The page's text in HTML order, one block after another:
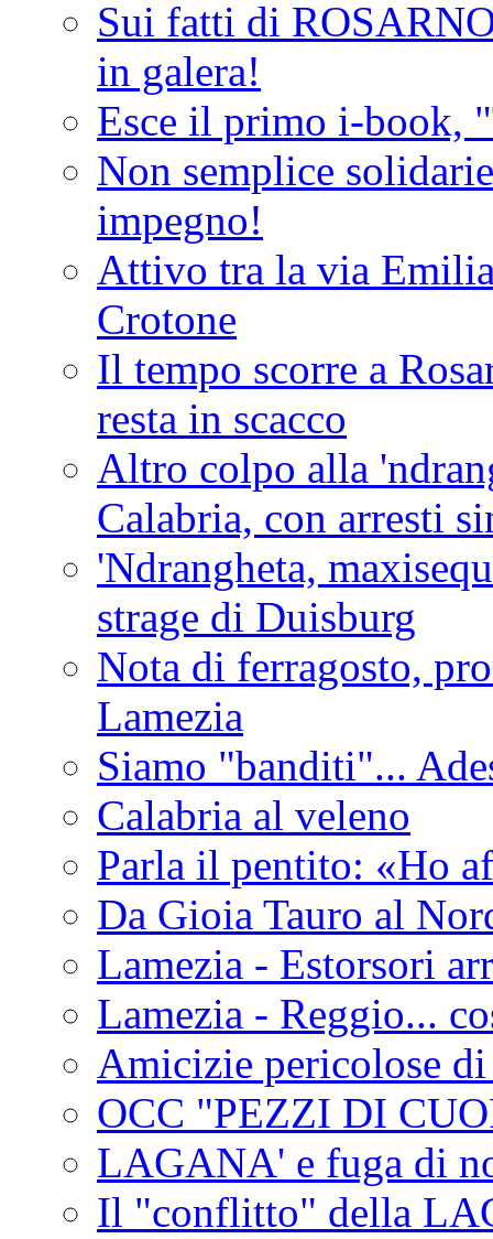
Sui fatti di
in galera!
Esce il primo i-book,
Non semplice
impegno!
Attivo tra la via
Crotone
Il tempo scorre a
resta in scacco
Altro colpo alla
Calabria, con arresti
'Ndrangheta,
strage di Duisburg
Nota di ferragosto,
Lamezia
Siamo "banditi"...
Calabria al veleno
Parla il pentito: «Ho
Da Gioia Tauro al
Lamezia - Estorsori
Lamezia - Reggio...
Amicizie pericolose
OCC "PEZZI DI
LAGANA' e fuga di
Il "conflitto" della